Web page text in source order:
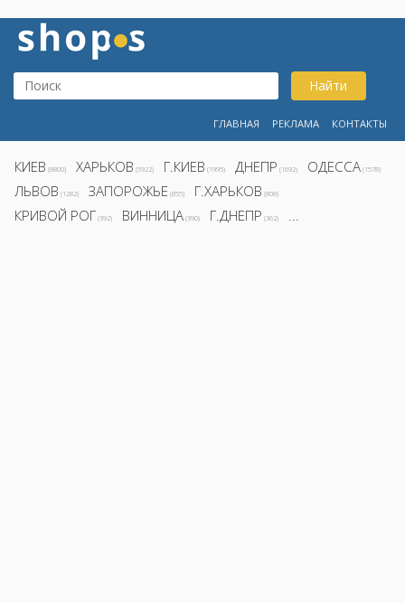
Найти
ГЛАВНАЯ РЕКЛАМА КОНТАКТЫ
КИЕВ (8800) ХАРЬКОВ (5922) Г.КИЕВ (1995) ДНЕПР (1692) ОДЕССА (1578)
ЛЬВОВ (1282) ЗАПОРОЖЬЕ (855) Г.ХАРЬКОВ (808)
КРИВОЙ РОГ (392) ВИННИЦА (390) Г.ДНЕПР (362) ...